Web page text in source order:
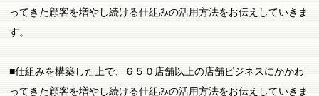
ってきた顧客を増やし続ける仕組みの活用方法をお伝えしていきま
す。
■仕組みを構築した上で、６５０店舗以上の店舗ビジネスにかかわ
ってきた顧客を増やし続ける仕組みの活用方法をお伝えしていきま